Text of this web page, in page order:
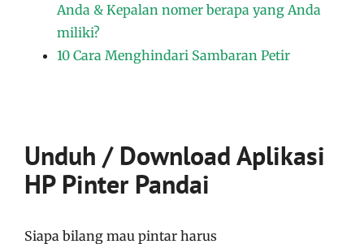
Anda & Kepalan nomer berapa yang Anda
miliki?
10 Cara Menghindari Sambaran Petir
Unduh / Download Aplikasi
HP Pinter Pandai
Siapa bilang mau pintar harus